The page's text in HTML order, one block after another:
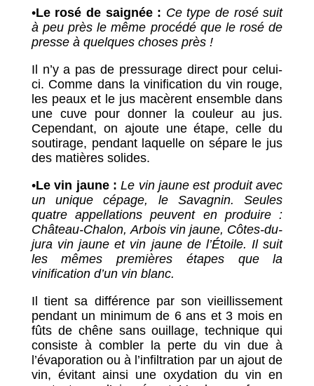
•Le rosé de saignée : Ce type de rosé suit
à peu près le même procédé que le rosé de
presse à quelques choses près !
Il n’y a pas de pressurage direct pour celui-
ci. Comme dans la vinification du vin rouge,
les peaux et le jus macèrent ensemble dans
une cuve pour donner la couleur au jus.
Cependant, on ajoute une étape, celle du
soutirage, pendant laquelle on sépare le jus
des matières solides.
•Le vin jaune : Le vin jaune est produit avec
un unique cépage, le Savagnin. Seules
quatre appellations peuvent en produire :
Château-Chalon, Arbois vin jaune, Côtes-du-
jura vin jaune et vin jaune de l’Étoile. Il suit
les mêmes premières étapes que la
vinification d’un vin blanc.
Il tient sa différence par son vieillissement
pendant un minimum de 6 ans et 3 mois en
fûts de chêne sans ouillage, technique qui
consiste à combler la perte du vin due à
l’évaporation ou à l’infiltration par un ajout de
vin, évitant ainsi une oxydation du vin en